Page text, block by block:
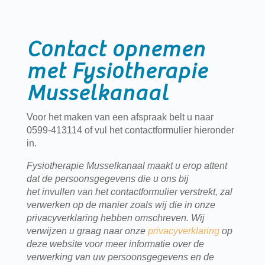
Contact opnemen
met Fysiotherapie
Musselkanaal
Voor het maken van een afspraak belt u naar
0599-413114 of vul het contactformulier hieronder
in.
Fysiotherapie Musselkanaal maakt u erop attent
dat de persoonsgegevens die u ons bij
het invullen van het contactformulier verstrekt, zal
verwerken op de manier zoals wij die in onze
privacyverklaring hebben omschreven. Wij
verwijzen u graag naar onze privacyverklaringop
deze website voor meer informatie over de
verwerking van uw persoonsgegevens en de